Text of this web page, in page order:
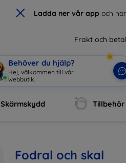
× Ladda ner vår app och
Frakt och
Behöver du hjälp?
Jag är|
Skärmskydd Tillbehör
Fodral och skal